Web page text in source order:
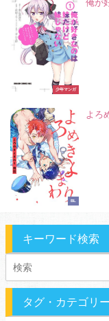
少年マンガ
俺が
BL
よろ
キーワード検索
タグ・カテゴリ